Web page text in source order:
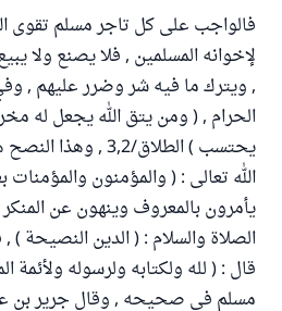
فالواجب على كل تاجر مسلم تقوى
لإخوانه المسلمين , فلا يصنع ولا
, ويترك ما فيه شر وضرر عليهم ,
الحرام , ( ومن يتق الله يجعل له
يحتسب ) الطلاق/3,2
الله تعالى : ( والمؤمنون
الصلاة والسلام : ( الدين النصيحة )
قال : ( لله ولكتابه ولرسوله
مسلم في صحيحه , وقال جرير بن